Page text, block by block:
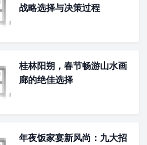
战略选择与决策过程
桂林阳朔，春节畅游山水画
廊的绝佳选择
年夜饭家宴新风尚：九大招